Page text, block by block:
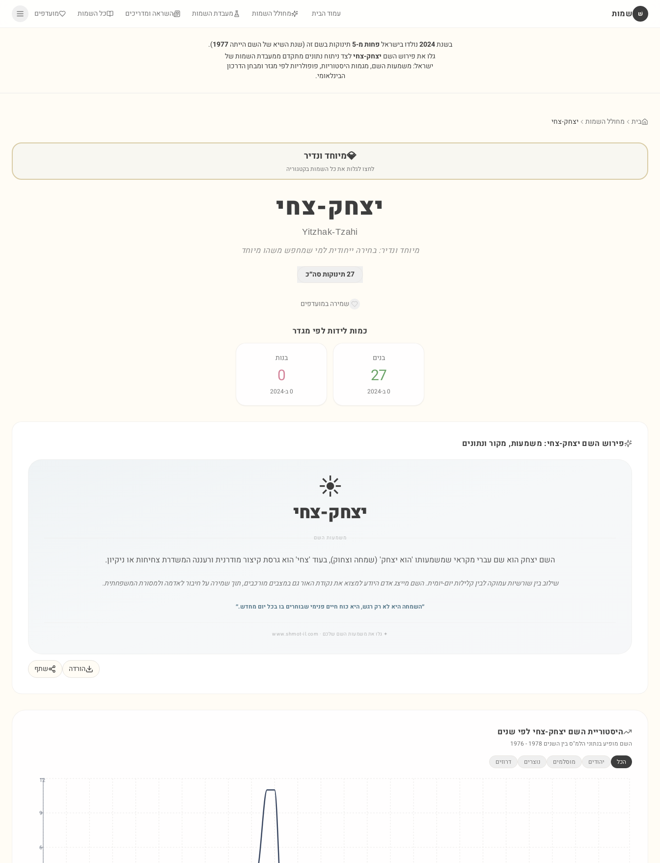
שׁ שמות עמוד הבית מחולל השמות מעבדת השמות השראה ומדריכים כל השמות מועדפים
בשנת2024נולדו בישראלפחות מ-5 תינוקות בשם זה (שנת השיא של השם הייתה1977
).
גלו את פירוש השם יצחק-צחילצד ניתוח נתונים מתקדם ממעבדת השמות של
ישראל: משמעות השם, מגמות היסטוריות, פופולריות לפי מגזר ומבחן הדרכון
הבינלאומי.
בית מחולל השמות יצחק-צחי
💎מיוחד ונדיר
לחצו לגלות את כל השמות בקטגוריה
יצחק-צחי
Yitzhak-Tzahi
מיוחד ונדיר: בחירה ייחודית למי שמחפש משהו מיוחד
27תינוקות סה״כ
שמירה במועדפים
כמות לידות לפי מגדר
בנים
27
0ב-2024
בנות
0
0ב-2024
פירוש השם יצחק-צחי: משמעות, מקור ונתונים
☀️
יצחק-צחי
משמעות השם
השם יצחק הוא שם עברי מקראי שמשמעותו 'הוא יצחק' (שמחה וצחוק), בעוד 'צחי' הוא גרסת קיצור מודרנית ורעננה המשדרת צחיחות או ניקיון.
שילוב בין שורשיות עמוקה לבין קלילות יום-יומית. השם מייצג אדם היודע למצוא את נקודת האור גם במצבים מורכבים, תוך שמירה על חיבור לאדמה ולמסורת המשפחתית.
״השמחה היא לא רק רגש, היא כוח חיים פנימי שבוחרים בו בכל יום מחדש.״
✦ גלו את משמעות השם שלכם · www.shmot-il.com
הורדה שתף
היסטוריית השם יצחק-צחילפי שנים
השם מופיע בנתוני הלמ"ס בין השנים 1976 - 1978
הכל יהודים מוסלמים נוצרים דרוזים
6
9
12